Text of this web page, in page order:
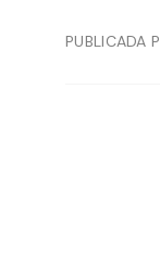
PUBLICADA